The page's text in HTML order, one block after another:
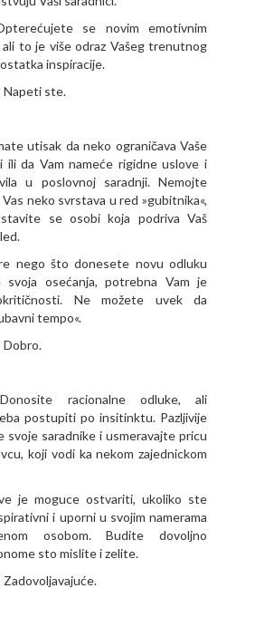
se novim emotivnim
ali to je više odraz Vašeg trenutnog
inspiracije.
Napeti ste.
utisak da neko ograničava Vaše
ili da Vam nameće rigidne uslove i
u poslovnoj saradnji. Nemojte
neko svrstava u red »gubitnika«,
se osobi koja podriva Vaš
nego što donesete novu odluku
svoja osećanja, potrebna Vam je
Ne možete uvek da
tempo«.
Dobro.
racionalne odluke, ali
postupiti po insitinktu. Pazljivije
svoje saradnike i usmeravajte pricu
koji vodi ka nekom zajednickom
je moguce ostvariti, ukoliko ste
i uporni u svojim namerama
osobom. Budite dovoljno
sto mislite i zelite.
Zadovoljavajuće.